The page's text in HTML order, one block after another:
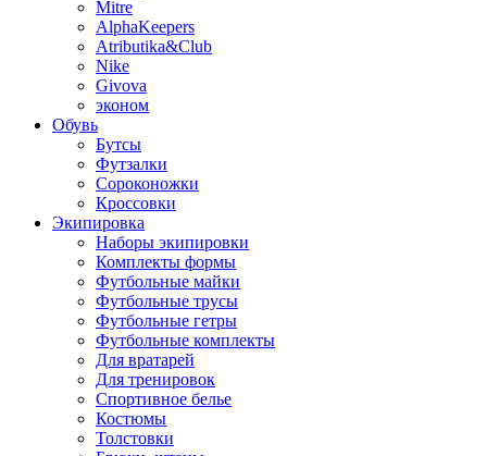
Mitre
AlphaKeepers
Atributika&Club
Nike
Givova
эконом
Обувь
Бутсы
Футзалки
Сороконожки
Кроссовки
Экипировка
Наборы экипировки
Комплекты формы
Футбольные майки
Футбольные трусы
Футбольные гетры
Футбольные комплекты
Для вратарей
Для тренировок
Спортивное белье
Костюмы
Толстовки